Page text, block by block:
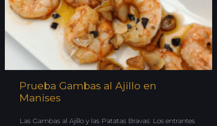
Prueba Gambas al Ajillo en
Manises
Las Gambas al Ajillo y las Patatas Bravas: Los entrantes